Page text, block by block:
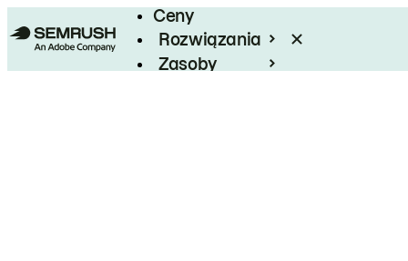
Ceny
Rozwiązania
Zasoby